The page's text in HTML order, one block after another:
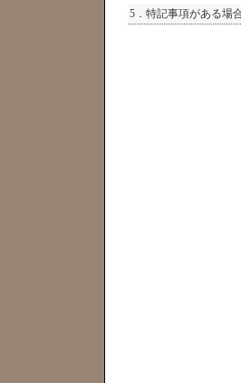
5．特記事項がある場